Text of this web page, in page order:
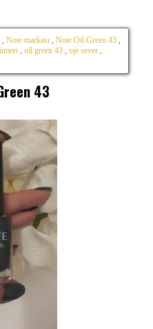
Note markası Note Oil Green 43
oil green 43 oje sever
43